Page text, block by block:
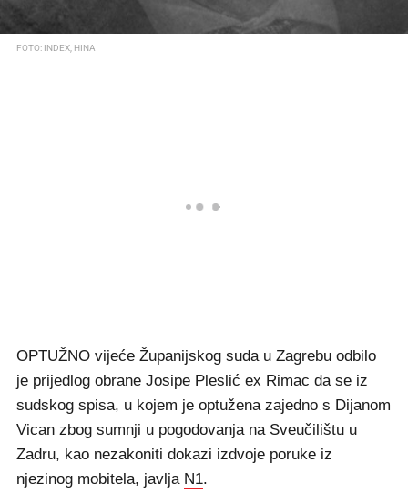
FOTO: INDEX, HINA
OPTUŽNO vijeće Županijskog suda u Zagrebu odbilo
je prijedlog obrane Josipe Pleslić ex Rimac da se iz
sudskog spisa, u kojem je optužena zajedno s Dijanom
Vican zbog sumnji u pogodovanja na Sveučilištu u
Zadru, kao nezakoniti dokazi izdvoje poruke iz
njezinog mobitela, javlja N1.